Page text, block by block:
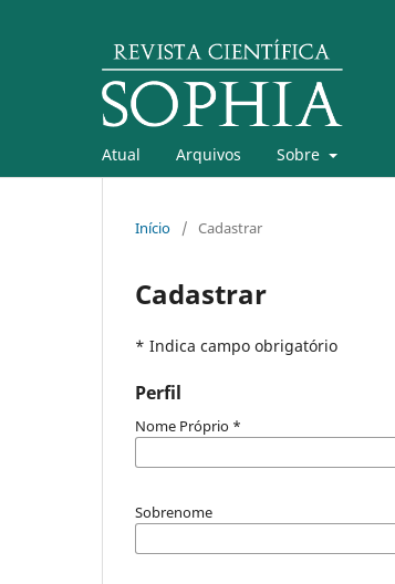
Atual Arquivos Sobre
Início / Cadastrar
Cadastrar
* Indica campo obrigatório
Perfil
Nome Próprio *
Sobrenome